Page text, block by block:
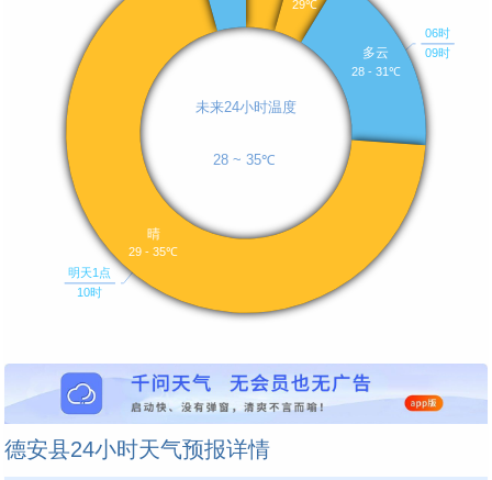
德安县24小时天气预报详情